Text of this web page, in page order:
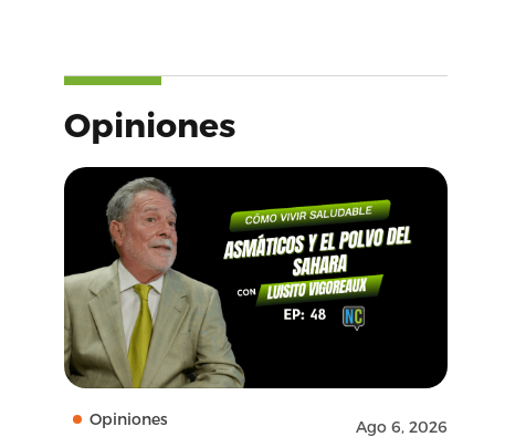
Opiniones
Opiniones Ago 6, 2026